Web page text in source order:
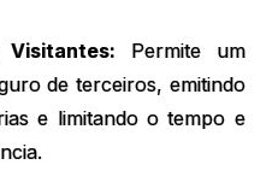
Visitantes: Permite um
de terceiros, emitindo
e limitando o tempo e